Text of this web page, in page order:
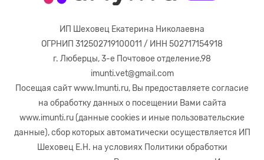
ИП Шеховец Екатерина Николаевна
ОГРНИП 312502719100011 / ИНН 502717154918
г. Люберцы, 3-е Почтовое отделение,98
imunti.vet@gmail.com
Посещая сайтwww.Imunti.ru, Вы предоставляете согласие
на обработку данных о посещении Вами сайта
www.imunti.ru(данные cookies и иные пользовательские
данные), сбор которых автоматически осуществляется ИП
Шеховец Е.Н. на условиях Политики обработки